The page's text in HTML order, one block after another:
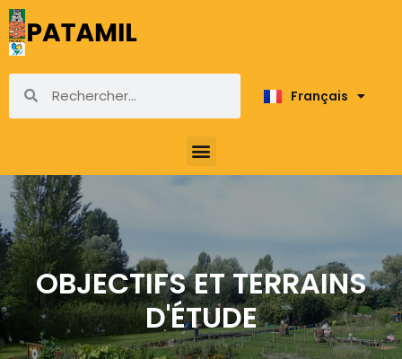
Français
English
OBJECTIFS ET TERRAINS
D'ÉTUDE